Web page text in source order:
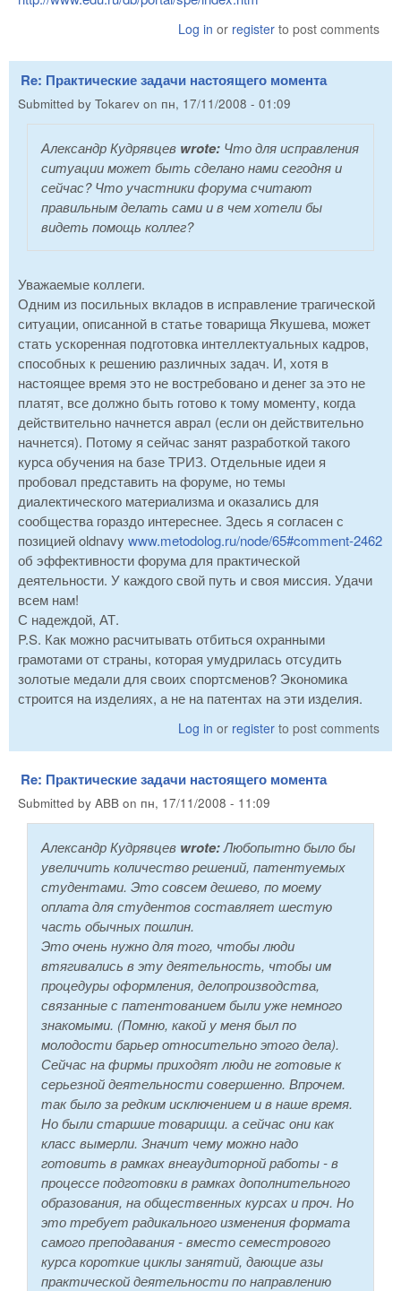
Log in or register to post comments
Re: Практические задачи настоящего момента
Submitted by Tokarev on пн, 17/11/2008 - 01:09
Александр Кудрявцев wrote: Что для исправления
ситуации может быть сделано нами сегодня и
сейчас? Что участники форума считают
правильным делать сами и в чем хотели бы
видеть помощь коллег?
Уважаемые коллеги.
Одним из посильных вкладов в исправление трагической
ситуации, описанной в статье товарища Якушева, может
стать ускоренная подготовка интеллектуальных кадров,
способных к решению различных задач. И, хотя в
настоящее время это не востребовано и денег за это не
платят, все должно быть готово к тому моменту, когда
действительно начнется аврал (если он действительно
начнется). Потому я сейчас занят разработкой такого
курса обучения на базе ТРИЗ. Отдельные идеи я
пробовал представить на форуме, но темы
диалектического материализма и оказались для
сообщества гораздо интереснее. Здесь я согласен с
позицией oldnavy www.metodolog.ru/node/65#comment-2462
об эффективности форума для практической
деятельности. У каждого свой путь и своя миссия. Удачи
всем нам!
С надеждой, АТ.
P.S. Как можно расчитывать отбиться охранными
грамотами от страны, которая умудрилась отсудить
золотые медали для своих спортсменов? Экономика
строится на изделиях, а не на патентах на эти изделия.
Log in or register to post comments
Re: Практические задачи настоящего момента
Submitted by ABB on пн, 17/11/2008 - 11:09
Александр Кудрявцев wrote:Любопытно было бы
увеличить количество решений, патентуемых
студентами. Это совсем дешево, по моему
оплата для студентов составляет шестую
часть обычных пошлин.
Это очень нужно для того, чтобы люди
втягивались в эту деятельность, чтобы им
процедуры оформления, делопроизводства,
связанные с патентованием были уже немного
знакомыми. (Помню, какой у меня был по
молодости барьер относительно этого дела).
Сейчас на фирмы приходят люди не готовые к
серьезной деятельности совершенно. Впрочем.
так было за редким исключением и в наше время.
Но были старшие товарищи. а сейчас они как
класс вымерли. Значит чему можно надо
готовить в рамках внеаудиторной работы - в
процессе подготовки в рамках дополнительного
образования, на общественных курсах и проч. Но
это требует радикального изменения формата
самого преподавания - вместо семестрового
курса короткие циклы занятий, дающие азы
практической деятельности по направлению